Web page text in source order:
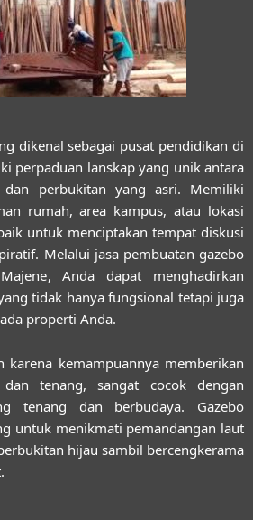
dikenal sebagai pusat pendidikan di
perpaduan lanskap yang unik antara
perbukitan yang asri. Memiliki
rumah, area kampus, atau lokasi
untuk menciptakan tempat diskusi
Melalui jasa pembuatan gazebo
, Anda dapat menghadirkan
tidak hanya fungsional tetapi juga
properti Anda.
karena kemampuannya memberikan
tenang, sangat cocok dengan
tenang dan berbudaya. Gazebo
untuk menikmati pemandangan laut
hijau sambil bercengkerama